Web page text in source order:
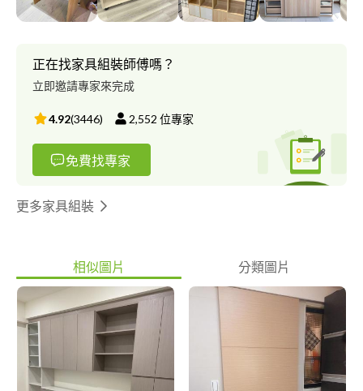
正在找家具組裝師傅嗎？
立即邀請專家來完成
4.92(3446) 2,552 位專家
免費找專家
更多家具組裝
相似圖片 分類圖片